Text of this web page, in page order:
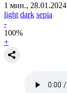
1 мин., 28.01.2024
light dark sepia
-
100%
+